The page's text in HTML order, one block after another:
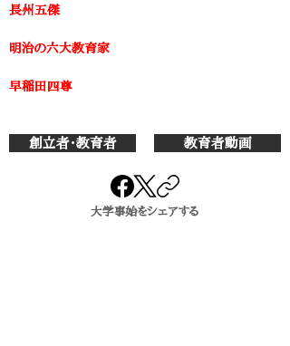
​長州五傑
明治の六大教育家
早稲田四尊
創立者・教育者 教育者動画
大学事始をシェアする